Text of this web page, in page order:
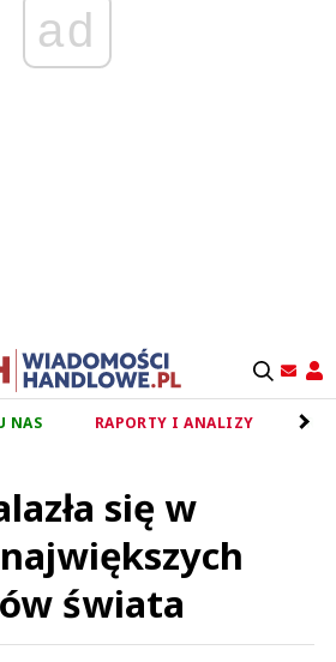
ad
NAS RAPORTY I ANALIZY
się w
świata